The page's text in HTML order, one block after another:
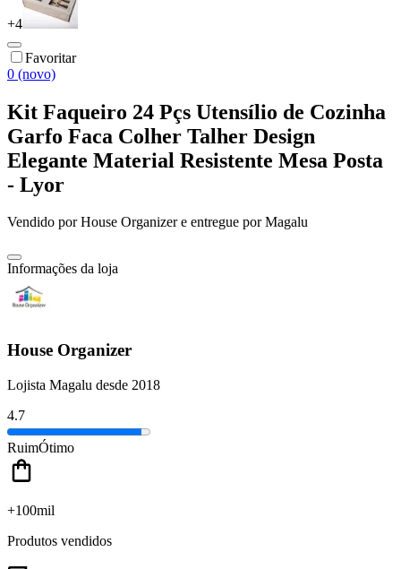
+4
Favoritar
0 (novo)
Kit Faqueiro 24 Pçs Utensílio de Cozinha
Garfo Faca Colher Talher Design
Elegante Material Resistente Mesa Posta
- Lyor
Vendido porHouse Organizere entregue por Magalu
Informações da loja
House Organizer
Lojista Magalu desde 2018
4.7
RuimÓtimo
+100mil
Produtos vendidos